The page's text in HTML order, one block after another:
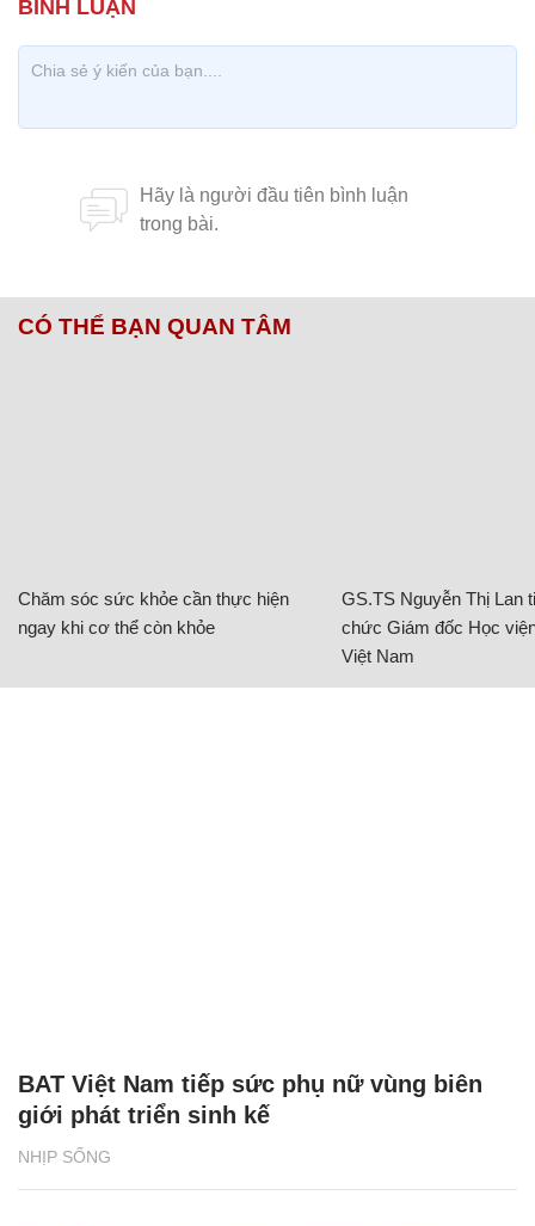
CÓ THỂ BẠN QUAN TÂM
Chăm sóc sức khỏe cần thực hiện
ngay khi cơ thể còn khỏe
GS.TS Nguyễn Thị Lan
chức Giám đốc Học
Việt Nam
NHỊP SỐNG
BAT Việt Nam tiếp sức phụ nữ vùng biên
giới phát triển sinh kế